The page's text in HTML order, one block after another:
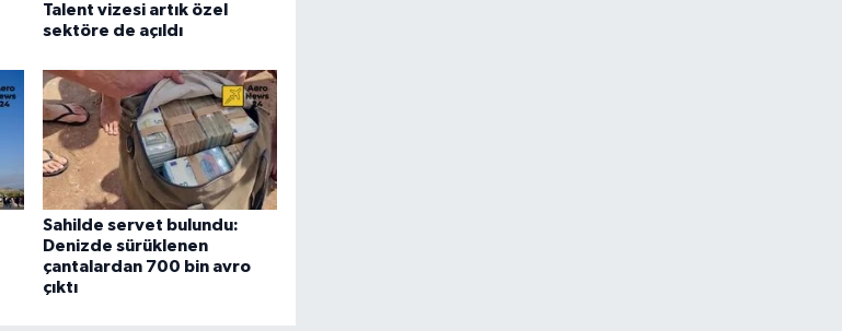
Talent vizesi artık özel
sektöre de açıldı
Sahilde servet bulundu:
Denizde sürüklenen
çantalardan 700 bin avro
çıktı